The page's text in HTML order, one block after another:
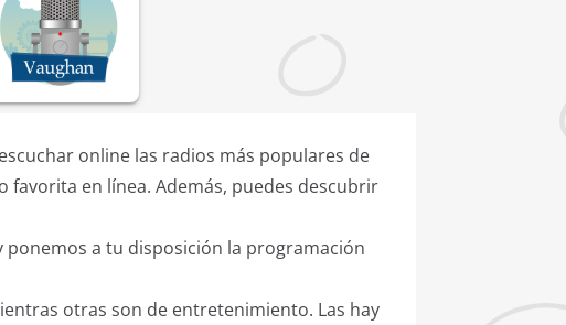
online las radios más populares de
favorita en línea. Además, puedes descubrir
ponemos a tu disposición la programación
otras son de entretenimiento. Las hay